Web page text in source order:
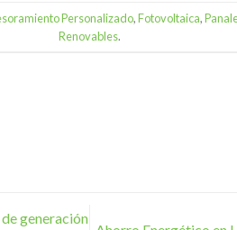
Personalizado,Fotovoltaica,
Renovables.
generación